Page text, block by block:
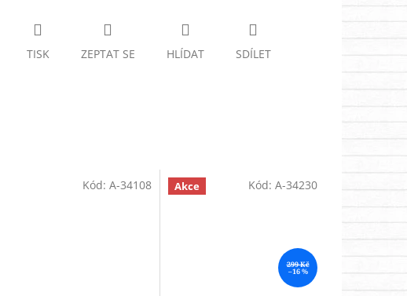
TISK ZEPTAT SE HLÍDAT SDÍLET
Kód:A-34108 Akce
299 Kč
–16 %
Kód: A-34230